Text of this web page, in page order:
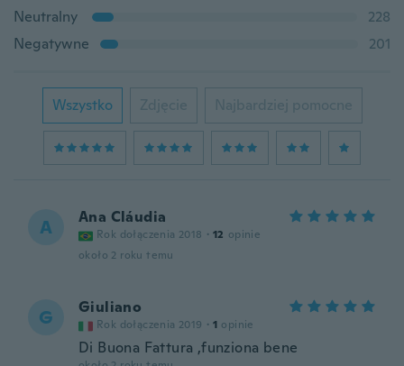
Neutralny
228
Negatywne
201
Wszystko Zdjęcie Najbardziej pomocne
A Ana Cláudia
Rok dołączenia 2018 · 12 opinie
około 2 roku temu
G Giuliano
Rok dołączenia 2019 · 1 opinie
Di Buona Fattura ,funziona bene